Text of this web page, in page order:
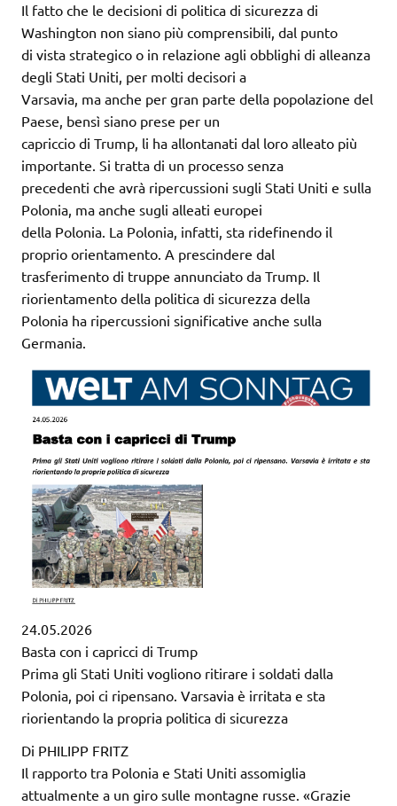
Il fatto che le decisioni di politica di sicurezza di
Washington non siano più comprensibili, dal punto
di vista strategico o in relazione agli obblighi di alleanza
degli Stati Uniti, per molti decisori a
Varsavia, ma anche per gran parte della popolazione del
Paese, bensì siano prese per un
capriccio di Trump, li ha allontanati dal loro alleato più
importante. Si tratta di un processo senza
precedenti che avrà ripercussioni sugli Stati Uniti e sulla
Polonia, ma anche sugli alleati europei
della Polonia. La Polonia, infatti, sta ridefinendo il
proprio orientamento. A prescindere dal
trasferimento di truppe annunciato da Trump. Il
riorientamento della politica di sicurezza della
Polonia ha ripercussioni significative anche sulla
Germania.
24.05.2026
Basta con i capricci di Trump
Prima gli Stati Uniti vogliono ritirare i soldati dalla
Polonia, poi ci ripensano. Varsavia è irritata e sta
riorientando la propria politica di sicurezza
Di PHILIPP FRITZ
Il rapporto tra Polonia e Stati Uniti assomiglia
attualmente a un giro sulle montagne russe. «Grazie